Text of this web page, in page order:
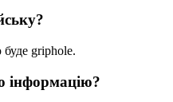
буде griphole.
інформацію?